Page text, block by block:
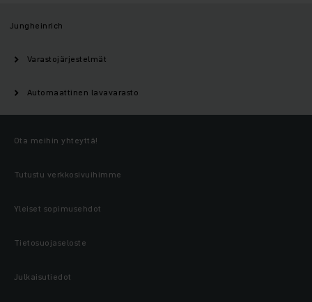
Jungheinrich
Varastojärjestelmät
Automaattinen lavavarasto
Ota meihin yhteyttä!
Tutustu verkkosivuihimme
Yleiset sopimusehdot
Tietosuojaseloste
Julkaisutiedot